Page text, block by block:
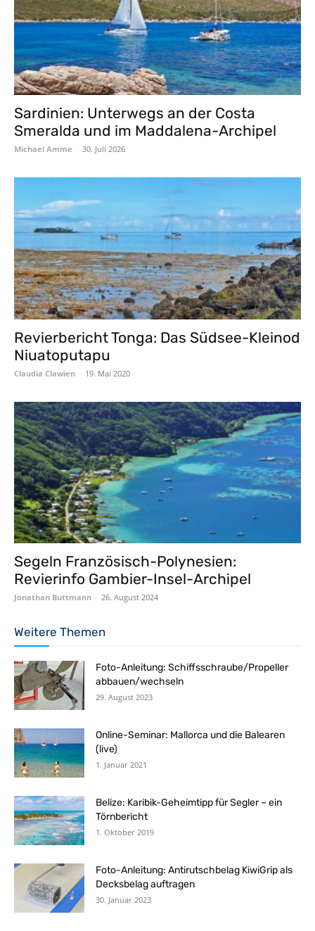
Sardinien: Unterwegs an der Costa
Smeralda und im Maddalena-Archipel
Michael Amme - 30. Juli 2026
Revierbericht Tonga: Das Südsee-Kleinod
Niuatoputapu
Claudia Clawien - 19. Mai 2020
Segeln Französisch-Polynesien:
Revierinfo Gambier-Insel-Archipel
Jonathan Buttmann - 26. August 2024
Weitere Themen
Foto-Anleitung: Schiffsschraube/Propeller
abbauen/wechseln
29. August 2023
Online-Seminar: Mallorca und die Balearen
(live)
1. Januar 2021
Belize: Karibik-Geheimtipp für Segler – ein
Törnbericht
1. Oktober 2019
Foto-Anleitung: Antirutschbelag KiwiGrip als
Decksbelag auftragen
30. Januar 2023